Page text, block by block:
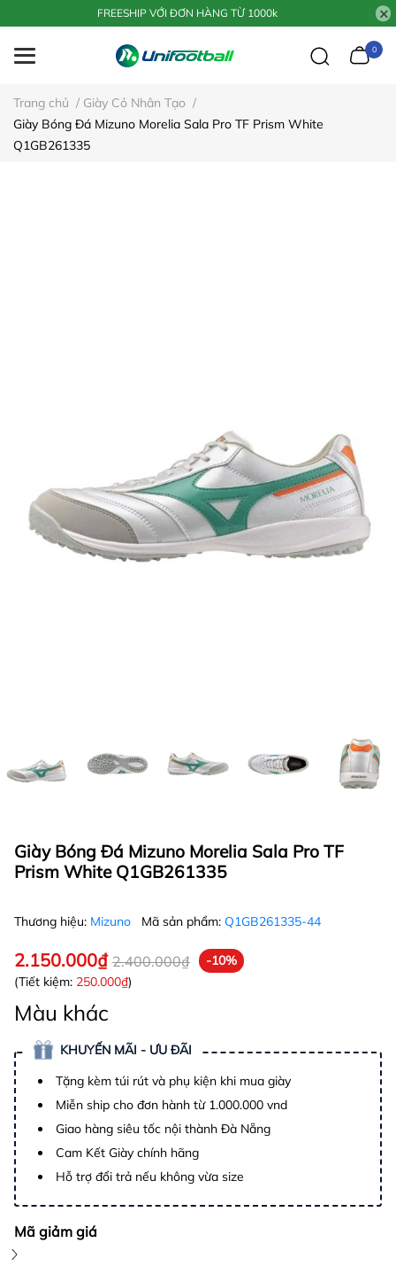
FREESHIP VỚI ĐƠN HÀNG TỪ 1000k
0
Trang chủ / Giày Cỏ Nhân Tạo /
Giày Bóng Đá Mizuno Morelia Sala Pro TF Prism White
Q1GB261335
Giày Bóng Đá Mizuno Morelia Sala Pro TF
Prism White Q1GB261335
Thương hiệu: Mizuno Mã sản phẩm: Q1GB261335-44
2.150.000₫ 2.400.000₫
-10%
(Tiết kiệm: 250.000₫)
Màu khác
KHUYẾN MÃI - ƯU ĐÃI
Tặng kèm túi rút và phụ kiện khi mua giày
Miễn ship cho đơn hành từ 1.000.000 vnd
Giao hàng siêu tốc nội thành Đà Nẵng
Cam Kết Giày chính hãng
Hỗ trợ đổi trả nếu không vừa size
Mã giảm giá